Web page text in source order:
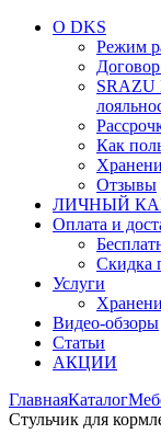
О DKS
Режим
SRAZU
Как
Отзывы
ЛИЧНЫЙ
Оплата и
Скидка
Услуги
Видео-обзоры
Статьи
АКЦИИ
ГлавнаяКаталог
Стульчик для